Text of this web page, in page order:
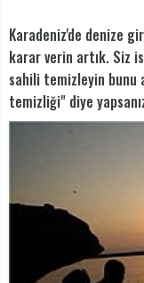
Karadeniz'de denize
karar verin artık. Siz
sahili temizleyin bunu
temizliği" diye